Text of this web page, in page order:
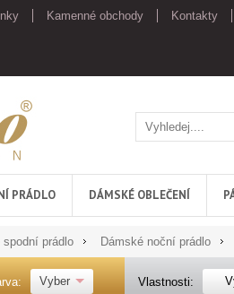
Kamenné obchody
Kontakty
PRÁDLO DÁMSKÉ OBLEČENÍ
spodní prádlo Dámské noční prádlo
Vyber Vlastnosti: